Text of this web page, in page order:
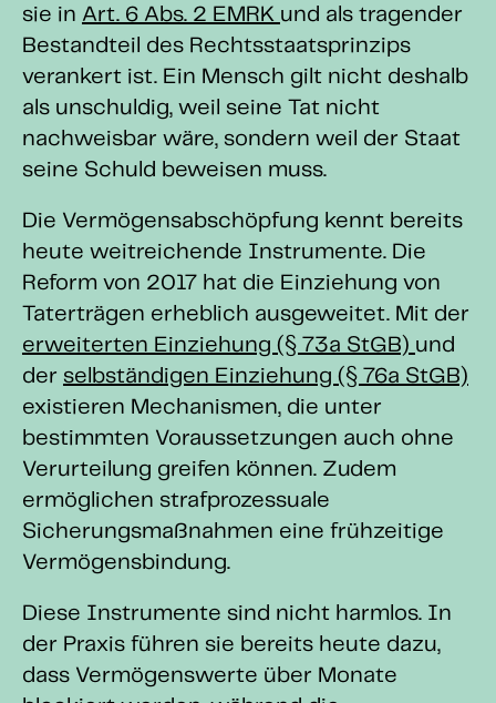
sie in Art. 6 Abs. 2 EMRK und als tragender
Bestandteil des Rechtsstaatsprinzips
verankert ist. Ein Mensch gilt nicht deshalb
als unschuldig, weil seine Tat nicht
nachweisbar wäre, sondern weil der Staat
seine Schuld beweisen muss.
Die Vermögensabschöpfung kennt bereits
heute weitreichende Instrumente. Die
Reform von 2017 hat die Einziehung von
Taterträgen erheblich ausgeweitet. Mit der
erweiterten Einziehung (§ 73a StGB) und
der selbständigen Einziehung (§ 76a StGB)
existieren Mechanismen, die unter
bestimmten Voraussetzungen auch ohne
Verurteilung greifen können. Zudem
ermöglichen strafprozessuale
Sicherungsmaßnahmen eine frühzeitige
Vermögensbindung.
Diese Instrumente sind nicht harmlos. In
der Praxis führen sie bereits heute dazu,
dass Vermögenswerte über Monate